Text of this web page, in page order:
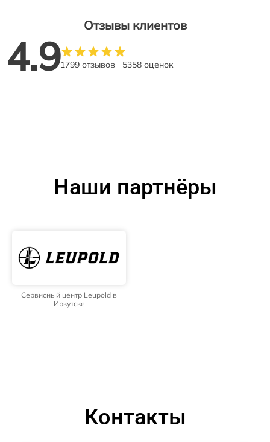
Отзывы клиентов
4.91799 отзывов 5358 оценок
Наши партнёры
Сервисный центр Leupold в
Иркутске
Контакты